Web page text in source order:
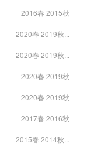
2016春 2015秋
2020春 2019秋...
2020春 2019秋...
2020春 2019秋
2020春 2019秋
2017春 2016秋
2015春 2014秋...